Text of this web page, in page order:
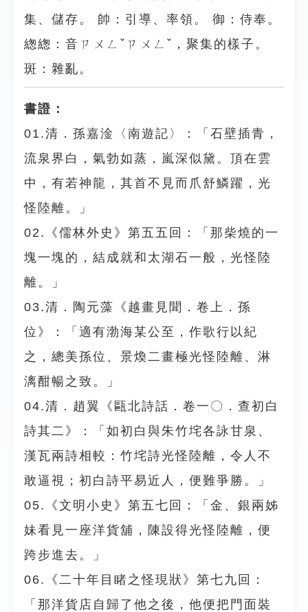
集、儲存。 帥：引導、率領。 御：侍奉。
緫緫：音ㄗㄨㄥˇㄗㄨㄥˇ，聚集的樣子。
斑：雜亂。
書證：
01.清．孫嘉淦〈南遊記〉：「石壁插青，
流泉界白，氣勃如蒸，嵐深似黛。頂在雲
中，有若神龍，其首不見而爪舒鱗躍，光
怪陸離。」
02.《儒林外史》第五五回：「那柴燒的一
塊一塊的，結成就和太湖石一般，光怪陸
離。」
03.清．陶元藻《越畫見聞．卷上．孫
位》：「適有渤海某公至，作歌行以紀
之，總美孫位、景煥二畫極光怪陸離、淋
漓酣暢之致。」
04.清．趙翼《甌北詩話．卷一〇．查初白
詩其二》：「如初白與朱竹垞各詠甘泉、
漢瓦兩詩相較：竹垞詩光怪陸離，令人不
敢逼視；初白詩平易近人，便難爭勝。」
05.《文明小史》第五七回：「金、銀兩姊
妹看見一座洋貨舖，陳設得光怪陸離，便
跨步進去。」
06.《二十年目睹之怪現狀》第七九回：
「那洋貨店自歸了他之後，他便把門面裝